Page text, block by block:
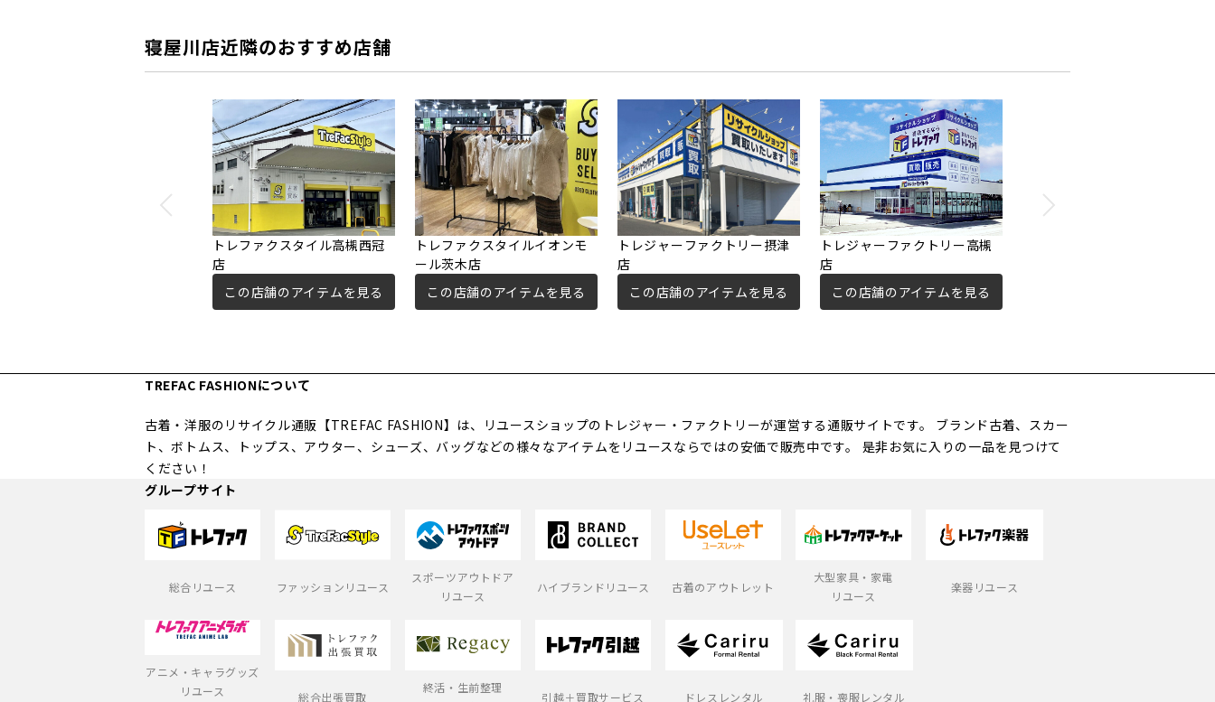
寝屋川店近隣のおすすめ店舗
トレファクスタイル高槻西冠
店
この店舗のアイテムを見る
トレファクスタイルイオンモ
ール茨木店
この店舗のアイテムを見る
トレジャーファクトリー摂津
店
この店舗のアイテムを見る
トレジャーファクトリー高槻
店
この店舗のアイテムを見る
TREFAC FASHIONについて
古着・洋服のリサイクル通販【TREFAC FASHION】は、リユースショップのトレジャー・ファクトリーが運営する通販サイトです。 ブランド古着、スカー
ト、ボトムス、トップス、アウター、シューズ、バッグなどの様々なアイテムをリユースならではの安価で販売中です。 是非お気に入りの一品を見つけて
ください！
グループサイト
総合リユース ファッションリユース
スポーツアウトドア
リユース
ハイブランドリユース 古着のアウトレット
大型家具・家電
リユース
楽器リユース
アニメ・キャラグッズ
リユース
総合出張買取
終活・生前整理
引越＋買取サービス ドレスレンタル 礼服・喪服レンタル